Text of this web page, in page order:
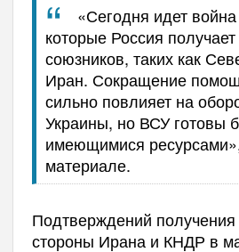
«Сегодня идет
которые Россия
союзников, таких как
Иран. Сокращение
сильно повлияет на
Украины, но ВСУ готовы
имеющимися
материале.
Подтверждений
стороны Ирана и КНДР в